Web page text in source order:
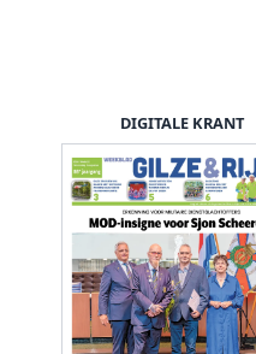
DIGITALE KRANT